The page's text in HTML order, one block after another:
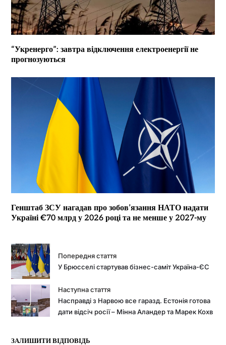
“Укренерго”: завтра відключення електроенергії не
прогнозуються
Генштаб ЗСУ нагадав про зобов’язання НАТО надати
Україні €70 млрд у 2026 році та не менше у 2027-му
Попередня стаття
У Брюсселі стартував бізнес-саміт Україна-ЄС
Наступна стаття
Насправді з Нарвою все гаразд. Естонія готова
дати відсіч росії – Мінна Аландер та Марек Кохв
ЗАЛИШИТИ ВІДПОВІДЬ